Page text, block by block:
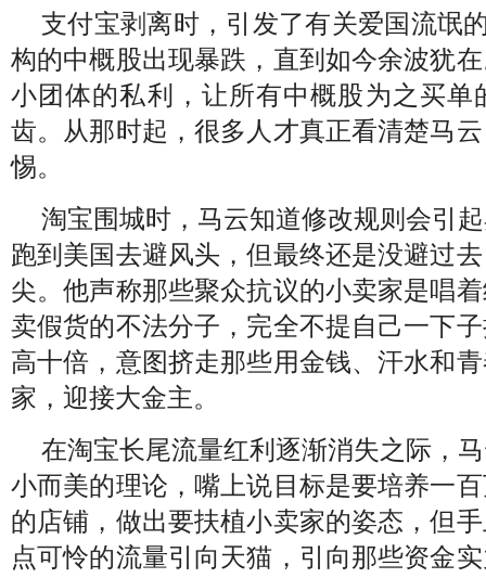
支付宝剥离时，引发了有关爱国流氓
构的中概股出现暴跌，直到如今余波犹
小团体的私利，让所有中概股为之买单
齿。从那时起，很多人才真正看清楚马
惕。
淘宝围城时，马云知道修改规则会引
跑到美国去避风头，但最终还是没避过
尖。他声称那些聚众抗议的小卖家是唱
卖假货的不法分子，完全不提自己一下
高十倍，意图挤走那些用金钱、汗水和
家，迎接大金主。
在淘宝长尾流量红利逐渐消失之际，
小而美的理论，嘴上说目标是要培养一
的店铺，做出要扶植小卖家的姿态，但
点可怜的流量引向天猫，引向那些资金